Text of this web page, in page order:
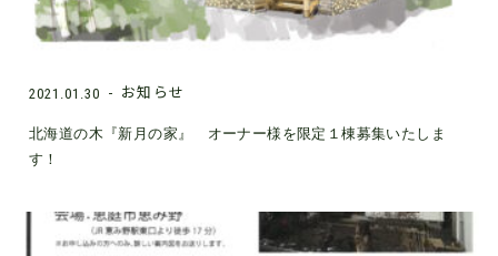
2021.01.30 お知らせ
北海道の木『新月の家』 オーナー様を限定１棟募集いたしま
す！